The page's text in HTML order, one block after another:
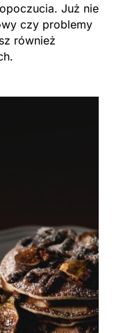
Już nie
czy problemy
również